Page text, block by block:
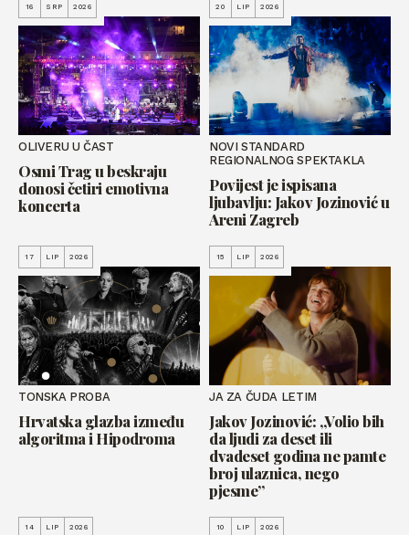
16 SRP 2026
OLIVERU U ČAST
Osmi Trag u beskraju
donosi četiri emotivna
koncerta
20 LIP 2026
NOVI STANDARD
REGIONALNOG SPEKTAKLA
Povijest je ispisana
ljubavlju: Jakov Jozinović u
Areni Zagreb
17 LIP 2026
TONSKA PROBA
Hrvatska glazba između
algoritma i Hipodroma
15 LIP 2026
JA ZA ČUDA LETIM
Jakov Jozinović: „Volio bih
da ljudi za deset ili
dvadeset godina ne pamte
broj ulaznica, nego
pjesme”
14 LIP 2026 10 LIP 2026